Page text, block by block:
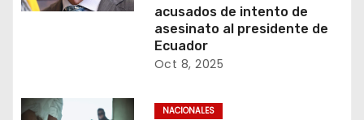
acusados de intento de
asesinato al presidente de
Ecuador
Oct 8, 2025
NACIONALES